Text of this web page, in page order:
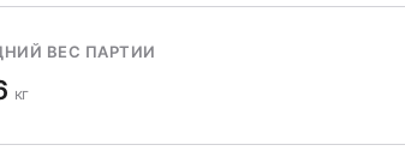
ВЕС ПАРТИИ
кг